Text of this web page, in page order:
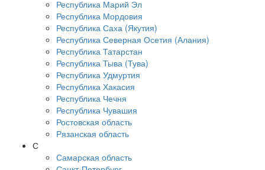
Республика Марий Эл
Республика Мордовия
Республика Саха (Якутия)
Республика Северная Осетия (Алания)
Республика Татарстан
Республика Тыва (Тува)
Республика Удмуртия
Республика Хакасия
Республика Чечня
Республика Чувашия
Ростовская область
Рязанская область
С
Самарская область